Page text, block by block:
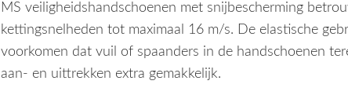
MS veiligheidshandschoenen met snijbescherming
kettingsnelheden tot maximaal 16 m/s. De elastische
voorkomen dat vuil of spaanders in de handschoenen
aan- en uittrekken extra gemakkelijk.